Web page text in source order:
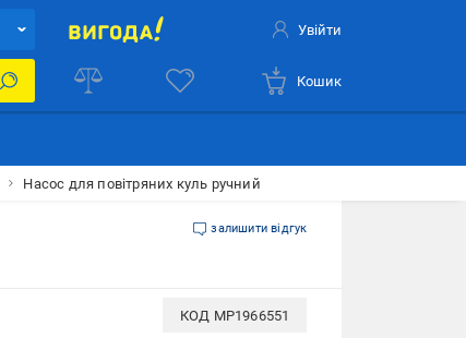
Увійти
Кошик
Насос для повітряних куль ручний
залишити відгук
КОД MP1966551